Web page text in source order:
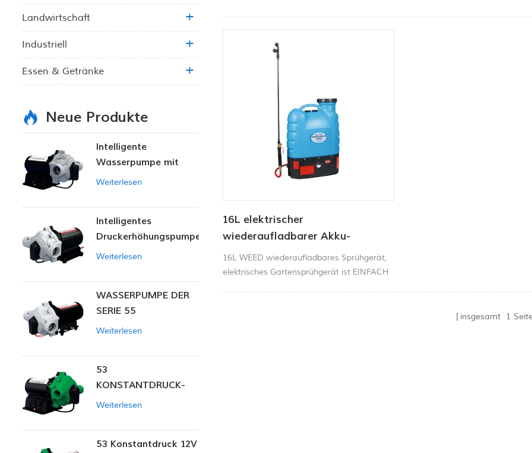
16L elektrischer
wiederaufladbarer Akku-
Unkrautsprüher, Rucksack-
Bauernhof-Garten-
16L WEED wiederaufladbares Sprühgerät,
elektrisches Gartensprühgerät ist EINFACH
insgesamt 1
Landwirtschaft
Industriell
Essen & Getränke
Neue Produkte
Intelligente
Wasserpumpe mit
variablem Druck
Weiterlesen
Intelligentes
Druckerhöhungspumpen-
Set
Weiterlesen
WASSERPUMPE DER
SERIE 55
Weiterlesen
53
KONSTANTDRUCK-
INTELLIGENTE PUMPE
Weiterlesen
53 Konstantdruck 12V